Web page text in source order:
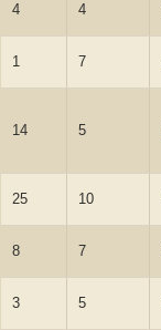
4 4
1 7
14 5
25 10
8 7
3 5